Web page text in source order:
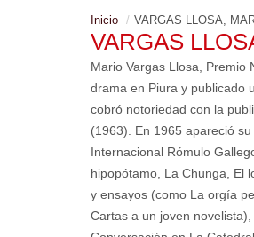
Inicio VARGAS LLOSA,
VARGAS
Mario Vargas Llosa, Premio
drama en Piura y publicado
cobró notoriedad con la
(1963). En 1965 apareció
Internacional Rómulo
hipopótamo, La Chunga, El
y ensayos (como La orgía
Cartas a un joven